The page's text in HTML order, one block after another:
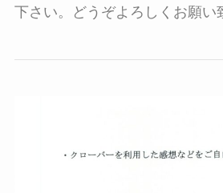
下さい。どうぞよろしくお願い